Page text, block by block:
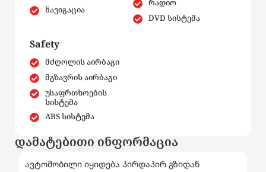
ნავიგაცია
რადიო
DVD სისტემა
Safety
მძღოლის აირბაგი
მგზავრის აირბაგი
უსაფრთხოების
სისტემა
ABS სისტემა
დამატებითი ინფორმაცია
ავტომობილი იყიდება პირდაპირ გზიდან